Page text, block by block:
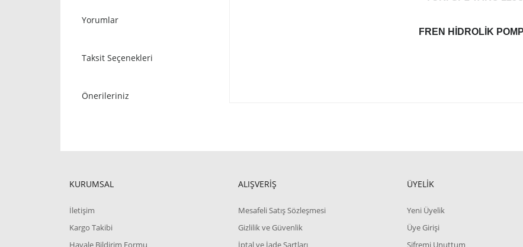
Yorumlar
Taksit Seçenekleri
Önerileriniz
FREN HIDROLIK
KURUMSAL
İletişim
Kargo Takibi
Havale Bildirim Formu
ALIŞVERİŞ
Mesafeli Satış Sözleşmesi
Gizlilik ve Güvenlik
İptal ve İade Şartları
ÜYELİK
Yeni Üyelik
Üye Girişi
Şifremi Unuttum